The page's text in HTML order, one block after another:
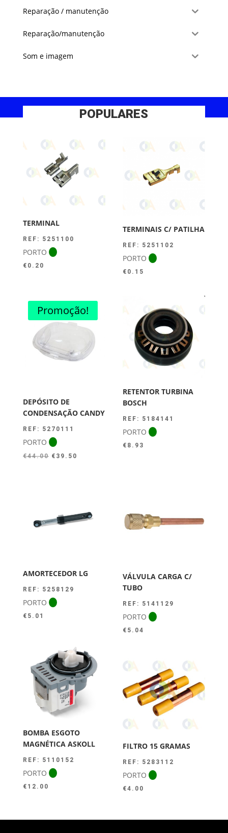
Reparação / manutenção
Reparação/manutenção
Som e imagem
POPULARES
TERMINAL
REF: 5251100
PORTO
€ 0.20
TERMINAIS C/ PATILHA
REF: 5251102
PORTO
€ 0.15
Promoção!
DEPÓSITO DE
CONDENSAÇÃO CANDY
REF: 5270111
PORTO
€44.00 O
€ 39.50
RETENTOR TURBINA
BOSCH
REF: 5184141
PORTO
€ 8.93
AMORTECEDOR LG
REF: 5258129
PORTO
€ 5.01
VÁLVULA CARGA C/
TUBO
REF: 5141129
PORTO
€ 5.04
BOMBA ESGOTO
MAGNÉTICA ASKOLL
REF: 5110152
PORTO
€ 12.00
FILTRO 15 GRAMAS
REF: 5283112
PORTO
€4.00